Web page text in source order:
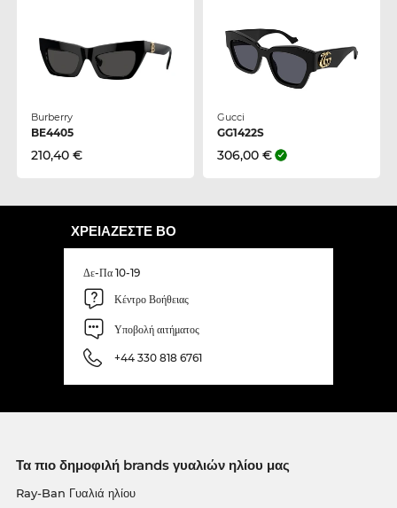
Burberry
BE4405
210,40 €
Gucci
GG1422S
306,00 €
ΧΡΕΙΆΖΕΣΤΕ ΒΟ
Δε-Πα 10-19
Κέντρο Βοήθειας
Υποβολή αιτήματος
+44 330 818 6761
Τα πιο δημοφιλή brands γυαλιών ηλίου μας
Ray-Ban Γυαλιά ηλίου